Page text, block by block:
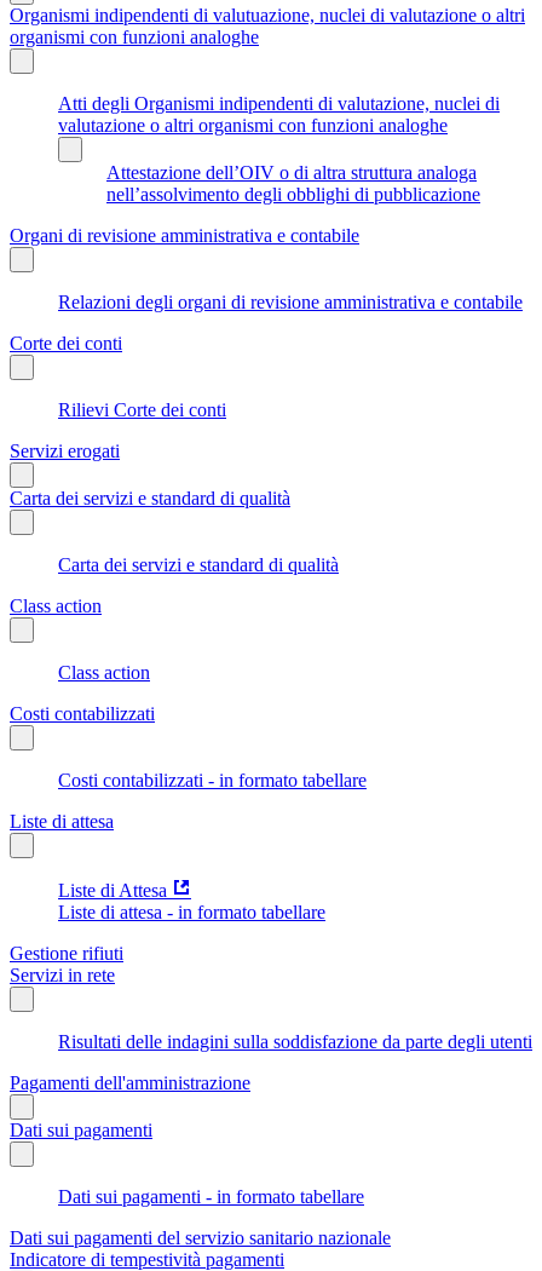
Organismi indipendenti di valutuazione, nuclei di valutazione o altri
organismi con funzioni analoghe
Atti degli Organismi indipendenti di valutazione, nuclei di
valutazione o altri organismi con funzioni analoghe
Attestazione dell’OIV o di altra struttura analoga
nell’assolvimento degli obblighi di pubblicazione
Organi di revisione amministrativa e contabile
Relazioni degli organi di revisione amministrativa e contabile
Corte dei conti
Rilievi Corte dei conti
Servizi erogati
Carta dei servizi e standard di qualità
Carta dei servizi e standard di qualità
Class action
Class action
Costi contabilizzati
Costi contabilizzati - in formato tabellare
Liste di attesa
Liste di Attesa
Liste di attesa - in formato tabellare
Gestione rifiuti
Servizi in rete
Risultati delle indagini sulla soddisfazione da parte degli utenti
Pagamenti dell'amministrazione
Dati sui pagamenti
Dati sui pagamenti - in formato tabellare
Dati sui pagamenti del servizio sanitario nazionale
Indicatore di tempestività pagamenti